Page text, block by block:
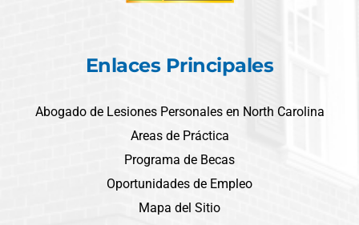
Enlaces Principales
Abogado de Lesiones Personales en North Carolina
Areas de Práctica
Programa de Becas
Oportunidades de Empleo
Mapa del Sitio